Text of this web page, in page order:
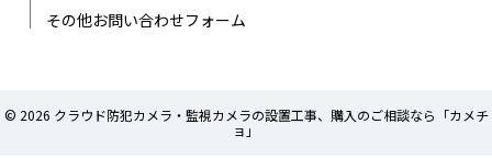
その他お問い合わせフォーム
© 2026 クラウド防犯カメラ・監視カメラの設置工事、購入のご相談なら「カメチ
ョ」